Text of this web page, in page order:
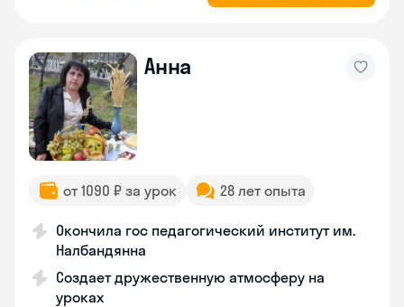
Анна
от 1090 ₽ за урок 28 лет опыта
Окончила гос педагогический институт им.
Налбандянна
Создает дружественную атмосферу на
уроках